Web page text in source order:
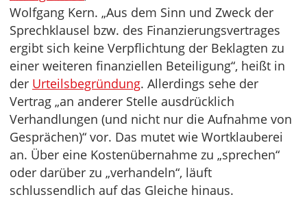
Wolfgang Kern. „Aus dem Sinn und Zweck der
Sprechklausel bzw. des Finanzierungsvertrages
ergibt sich keine Verpflichtung der Beklagten zu
einer weiteren finanziellen Beteiligung“, heißt in
der Urteilsbegründung. Allerdings sehe der
Vertrag „an anderer Stelle ausdrücklich
Verhandlungen (und nicht nur die Aufnahme von
Gesprächen)“ vor. Das mutet wie Wortklauberei
an. Über eine Kostenübernahme zu „sprechen“
oder darüber zu „verhandeln“, läuft
schlussendlich auf das Gleiche hinaus.